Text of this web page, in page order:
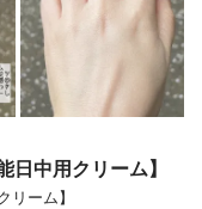
日中用クリーム】
リーム】